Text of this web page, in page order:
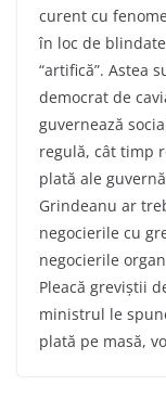
curent cu
în loc de
“artifică”. Astea
democrat de
guvernează
regulă, cât timp
plată ale
Grindeanu ar
negocierile cu
negocierile
Pleacă greviștii
ministrul le
plată pe masă,